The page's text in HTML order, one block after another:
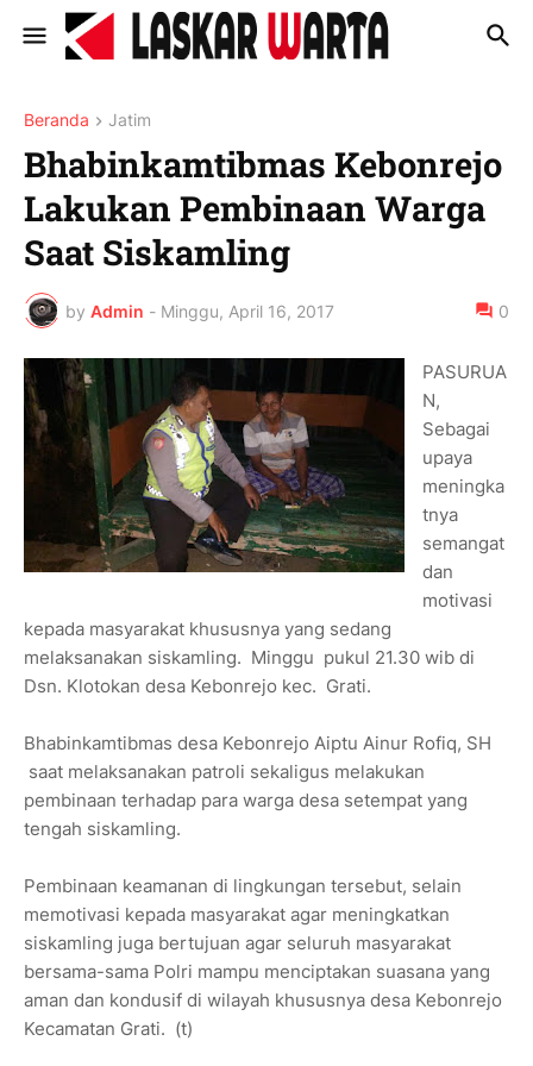
Beranda Jatim
Bhabinkamtibmas Kebonrejo
Lakukan Pembinaan Warga
Saat Siskamling
by Admin - Minggu, April 16, 2017 0
PASURUA
N,
Sebagai
upaya
meningka
tnya
semangat
dan
motivasi
kepada masyarakat khususnya yang sedang
melaksanakan siskamling. Minggu pukul 21.30 wib di
Dsn. Klotokan desa Kebonrejo kec. Grati.
Bhabinkamtibmas desa Kebonrejo Aiptu Ainur Rofiq, SH
saat melaksanakan patroli sekaligus melakukan
pembinaan terhadap para warga desa setempat yang
tengah siskamling.
Pembinaan keamanan di lingkungan tersebut, selain
memotivasi kepada masyarakat agar meningkatkan
siskamling juga bertujuan agar seluruh masyarakat
bersama-sama Polri mampu menciptakan suasana yang
aman dan kondusif di wilayah khususnya desa Kebonrejo
Kecamatan Grati. (t)